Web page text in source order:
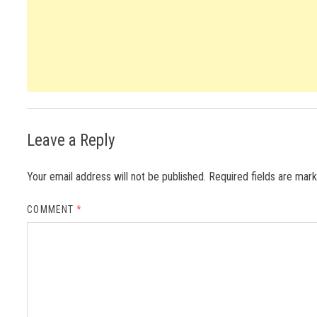
Leave a Reply
Your email address will not be published. Required fields are
COMMENT*